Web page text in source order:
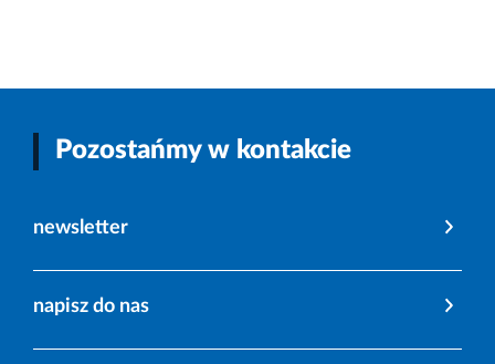
Pozostańmy w kontakcie
newsletter
napisz do nas